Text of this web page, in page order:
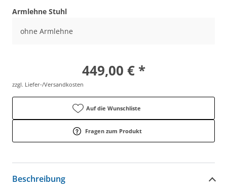
Armlehne Stuhl
ohne Armlehne
449,00 € *
zzgl. Liefer-/Versandkosten
Auf die Wunschliste
Fragen zum Produkt
Beschreibung